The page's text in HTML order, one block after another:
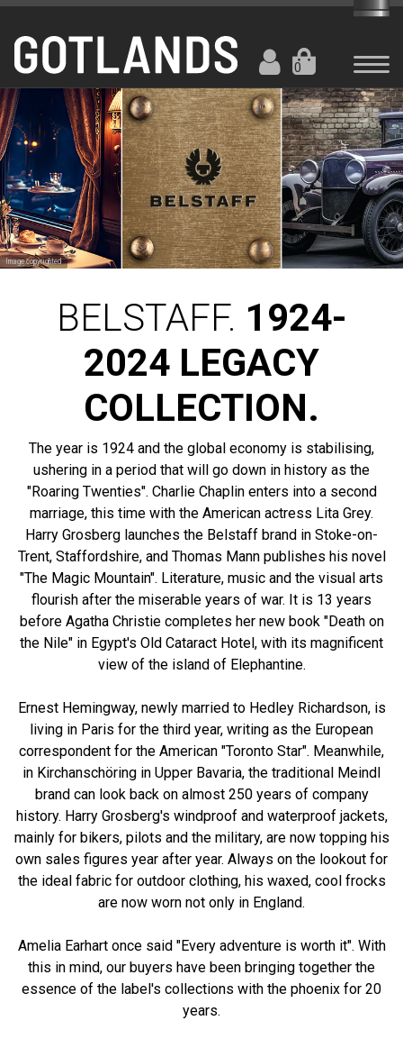
0
Image copyrighted
BELSTAFF. 1924-
2024 LEGACY
COLLECTION.
The year is 1924 and the global economy is stabilising,
ushering in a period that will go down in history as the
"Roaring Twenties". Charlie Chaplin enters into a second
marriage, this time with the American actress Lita Grey.
Harry Grosberg launches the Belstaff brand in Stoke-on-
Trent, Staffordshire, and Thomas Mann publishes his novel
"The Magic Mountain". Literature, music and the visual arts
flourish after the miserable years of war. It is 13 years
before Agatha Christie completes her new book "Death on
the Nile" in Egypt's Old Cataract Hotel, with its magnificent
view of the island of Elephantine.
Ernest Hemingway, newly married to Hedley Richardson, is
living in Paris for the third year, writing as the European
correspondent for the American "Toronto Star". Meanwhile,
in Kirchanschöring in Upper Bavaria, the traditional Meindl
brand can look back on almost 250 years of company
history. Harry Grosberg's windproof and waterproof jackets,
mainly for bikers, pilots and the military, are now topping his
own sales figures year after year. Always on the lookout for
the ideal fabric for outdoor clothing, his waxed, cool frocks
are now worn not only in England.
Amelia Earhart once said "Every adventure is worth it". With
this in mind, our buyers have been bringing together the
essence of the label's collections with the phoenix for 20
years.